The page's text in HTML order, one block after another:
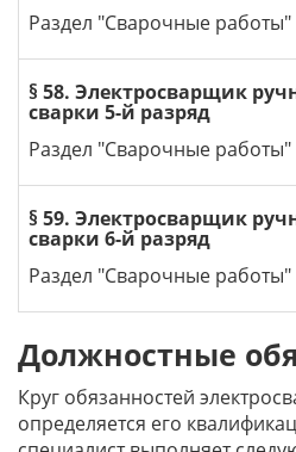
Раздел "Сварочные работы"
§ 58. Электросварщик
сварки 5-й разряд
Раздел "Сварочные работы"
§ 59. Электросварщик
сварки 6-й разряд
Раздел "Сварочные работы"
Должностные
Круг обязанностей
определяется его